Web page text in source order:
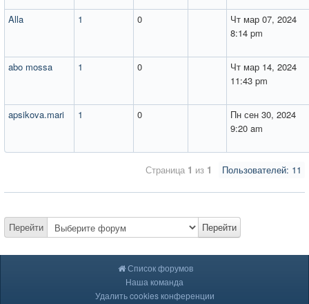
Alla 1 0
Чт мар 07, 2024
8:14 pm
abo mossa 1 0
Чт мар 14, 2024
11:43 pm
apsikova.mari 1 0
Пн сен 30, 2024
9:20 am
Пользователей: 11
Страница 1 из 1
Перейти Перейти
Список форумов
Наша команда
Удалить cookies конференции